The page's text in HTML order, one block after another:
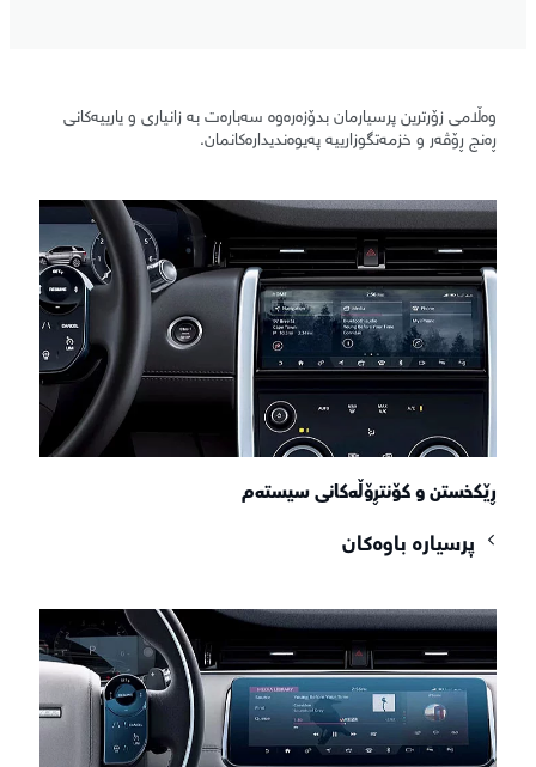
وەڵامی زۆرترین پرسیارمان بدۆزەرەوە سەبارەت بە زانیاری و یارییەکانی
ڕەنج ڕۆڤەر و خزمەتگوزارییە پەیوەندیدارەکانمان.
ڕێکخستن و کۆنتڕۆڵەکانی سیستەم
پرسیارە باوەکان